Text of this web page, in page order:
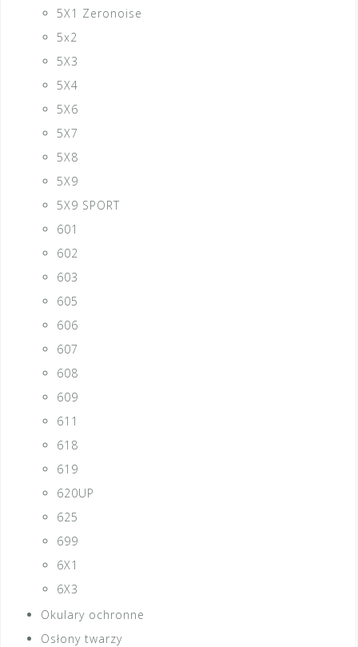
5X1 Zeronoise
5x2
5X3
5X4
5X6
5X7
5X8
5X9
5X9 SPORT
601
602
603
605
606
607
608
609
611
618
619
620UP
625
699
6X1
6X3
Okulary ochronne
Osłony twarzy